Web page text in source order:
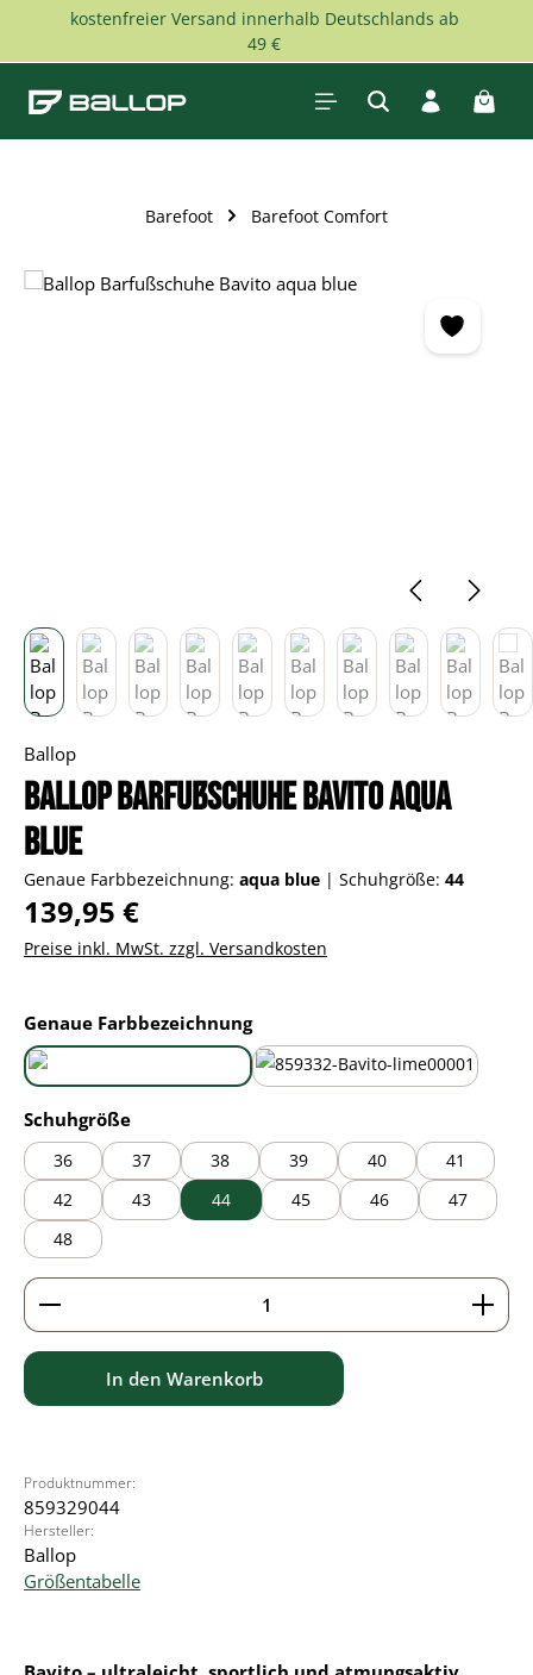
Zum Hauptinhalt springen
kostenfreier Versand innerhalb Deutschlands ab
49 €
Barefoot Barefoot Comfort
Bildergalerie überspringen
Ballop
Ballop Barfußschuhe Bavito aqua
blue
Genaue Farbbezeichnung: aqua blue | Schuhgröße: 44
Regulärer Preis:
139,95 €
Preise inkl. MwSt. zzgl. Versandkosten
Genaue Farbbezeichnungauswählen
aqua blue
Schuhgrößeauswählen
36 37 38 39 40
41
42
43 44 45 46
47
48
Produkt Anzahl: Gib den gewünschten Wert ein
In den Warenkorb
Produktnummer:
859329044
Hersteller:
Ballop
Größentabelle